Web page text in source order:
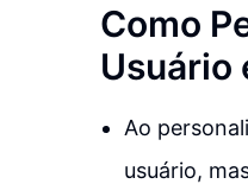
Como
Usuário
Ao
usuário,